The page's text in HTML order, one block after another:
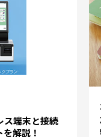
ス端末と接続
解説！